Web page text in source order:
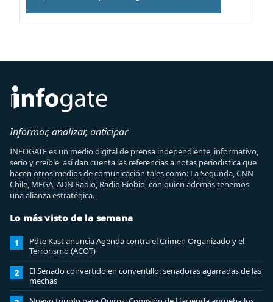
Informar, analizar, anticipar
INFOGATE es un medio digital de prensa independiente, informativo,
serio y creíble, así dan cuenta las referencias a notas periodística que
hacen otros medios de comunicación tales como: La Segunda, CNN
Chile, MEGA, ADN Radio, Radio Biobio, con quien además tenemos
una alianza estratégica.
Lo más visto de la semana
1
Pdte Kast anuncia Agenda contra el Crimen Organizado y el
Terrorismo (ACOT)
2
El Senado convertido en conventillo: senadoras agarradas de las
mechas